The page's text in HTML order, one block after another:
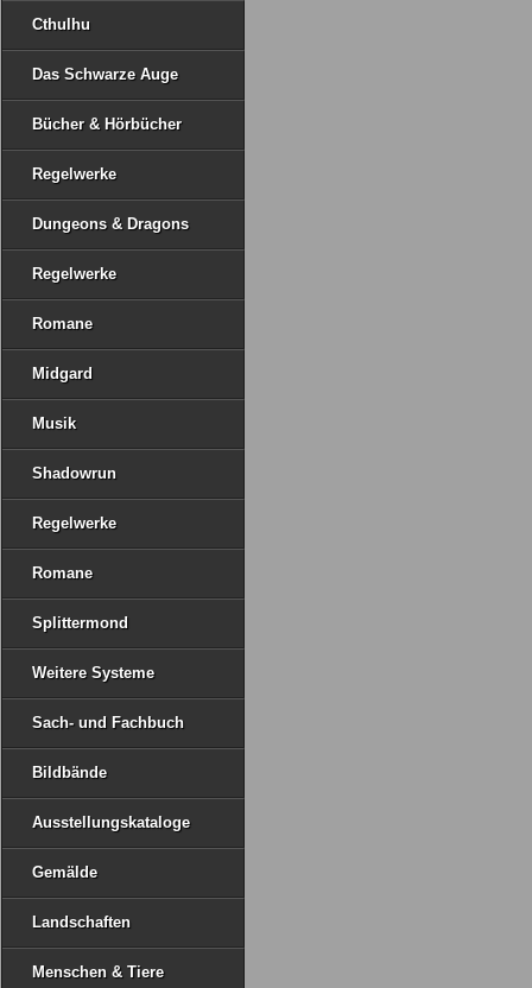
Cthulhu
Das Schwarze Auge
Bücher & Hörbücher
Regelwerke
Dungeons & Dragons
Regelwerke
Romane
Midgard
Musik
Shadowrun
Regelwerke
Romane
Splittermond
Weitere Systeme
Sach- und Fachbuch
Bildbände
Ausstellungskataloge
Gemälde
Landschaften
Menschen & Tiere